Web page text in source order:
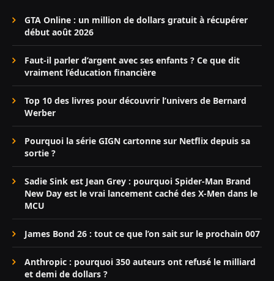
GTA Online : un million de dollars gratuit à récupérer
début août 2026
Faut-il parler d’argent avec ses enfants ? Ce que dit
vraiment l’éducation financière
Top 10 des livres pour découvrir l’univers de Bernard
Werber
Pourquoi la série GIGN cartonne sur Netflix depuis sa
sortie ?
Sadie Sink est Jean Grey : pourquoi Spider-Man Brand
New Day est le vrai lancement caché des X-Men dans le
MCU
James Bond 26 : tout ce que l’on sait sur le prochain 007
Anthropic : pourquoi 350 auteurs ont refusé le milliard
et demi de dollars ?